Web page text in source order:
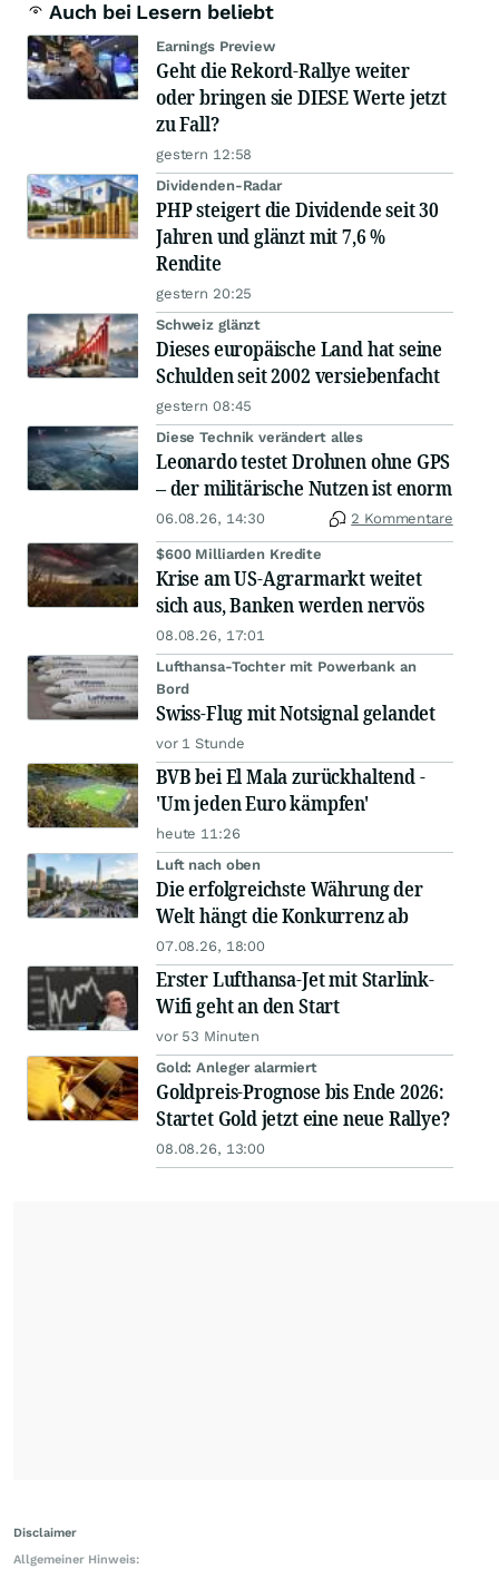
Auch bei Lesern beliebt
Earnings Preview
Geht die Rekord-Rallye weiter
oder bringen sie DIESE Werte jetzt
zu Fall?
gestern 12:58
Dividenden-Radar
PHP steigert die Dividende seit 30
Jahren und glänzt mit 7,6 %
Rendite
gestern 20:25
Schweiz glänzt
Dieses europäische Land hat seine
Schulden seit 2002 versiebenfacht
gestern 08:45
Diese Technik verändert alles
Leonardo testet Drohnen ohne GPS
– der militärische Nutzen ist enorm
06.08.26, 14:30 2 Kommentare
$600 Milliarden Kredite
Krise am US-Agrarmarkt weitet
sich aus, Banken werden nervös
08.08.26, 17:01
Lufthansa-Tochter mit Powerbank an
Bord
Swiss-Flug mit Notsignal gelandet
vor 1 Stunde
BVB bei El Mala zurückhaltend -
'Um jeden Euro kämpfen'
heute 11:26
Luft nach oben
Die erfolgreichste Währung der
Welt hängt die Konkurrenz ab
07.08.26, 18:00
Erster Lufthansa-Jet mit Starlink-
Wifi geht an den Start
vor 53 Minuten
Gold: Anleger alarmiert
Goldpreis-Prognose bis Ende 2026:
Startet Gold jetzt eine neue Rallye?
08.08.26, 13:00
Disclaimer
Allgemeiner Hinweis: